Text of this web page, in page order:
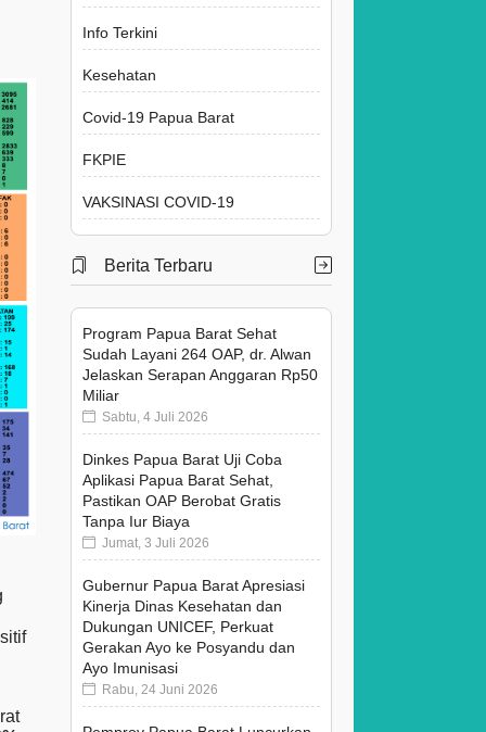
Info Terkini
Kesehatan
Covid-19 Papua Barat
FKPIE
VAKSINASI COVID-19
Berita Terbaru
Program Papua Barat Sehat
Sudah Layani 264 OAP, dr. Alwan
Jelaskan Serapan Anggaran Rp50
Miliar
Sabtu, 4 Juli 2026
Dinkes Papua Barat Uji Coba
Aplikasi Papua Barat Sehat,
Pastikan OAP Berobat Gratis
Tanpa Iur Biaya
Jumat, 3 Juli 2026
Gubernur Papua Barat Apresiasi
Kinerja Dinas Kesehatan dan
Dukungan UNICEF, Perkuat
Gerakan Ayo ke Posyandu dan
Ayo Imunisasi
Rabu, 24 Juni 2026